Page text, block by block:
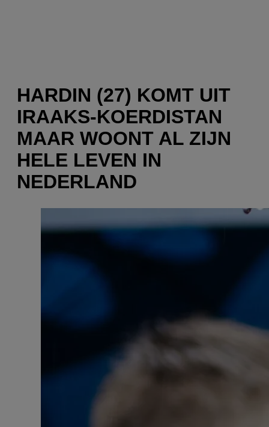
HARDIN (27) KOMT UIT
IRAAKS-KOERDISTAN
MAAR WOONT AL ZIJN
HELE LEVEN IN
NEDERLAND